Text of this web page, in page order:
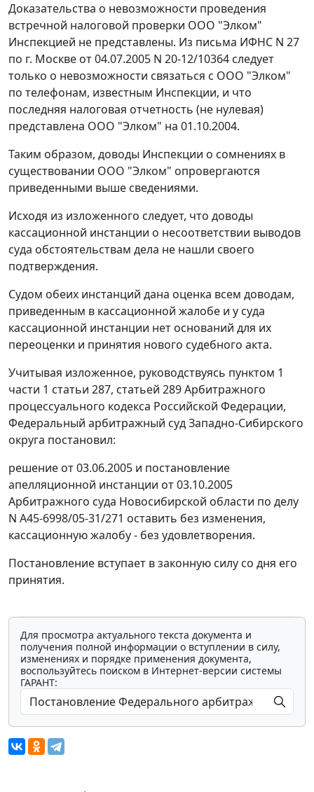
Доказательства о невозможности проведения
встречной налоговой проверки ООО "Элком"
Инспекцией не представлены. Из письма ИФНС N 27
по г. Москве от 04.07.2005 N 20-12/10364 следует
только о невозможности связаться с ООО "Элком"
по телефонам, известным Инспекции, и что
последняя налоговая отчетность (не нулевая)
представлена ООО "Элком" на 01.10.2004.
Таким образом, доводы Инспекции о сомнениях в
существовании ООО "Элком" опровергаются
приведенными выше сведениями.
Исходя из изложенного следует, что доводы
кассационной инстанции о несоответствии выводов
суда обстоятельствам дела не нашли своего
подтверждения.
Судом обеих инстанций дана оценка всем доводам,
приведенным в кассационной жалобе и у суда
кассационной инстанции нет оснований для их
переоценки и принятия нового судебного акта.
Учитывая изложенное, руководствуясь пунктом 1
части 1 статьи 287, статьей 289Арбитражного
процессуального кодекса Российской Федерации,
Федеральный арбитражный суд Западно-Сибирского
округа постановил:
решение от 03.06.2005 и постановление
апелляционной инстанции от 03.10.2005
Арбитражного суда Новосибирской области по делу
N А45-6998/05-31/271 оставить без изменения,
кассационную жалобу - без удовлетворения.
Постановление вступает в законную силу со дня его
принятия.
Для просмотра актуального текста документа и
получения полной информации о вступлении в силу,
изменениях и порядке применения документа,
воспользуйтесь поиском в Интернет-версии системы
ГАРАНТ: